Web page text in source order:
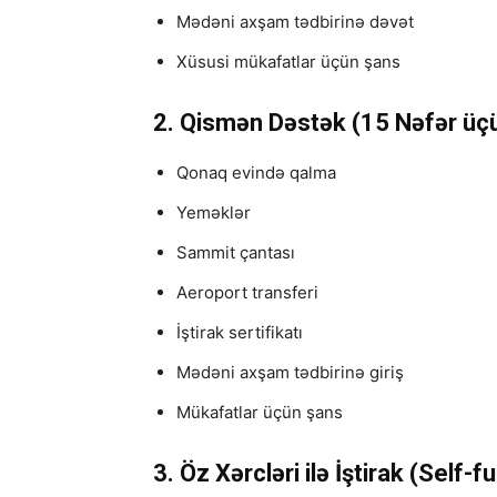
Mədəni axşam tədbirinə dəvət
Xüsusi mükafatlar üçün şans
2. Qismən Dəstək (15 Nəfər
Qonaq evində qalma
Yeməklər
Sammit çantası
Aeroport transferi
İştirak sertifikatı
Mədəni axşam tədbirinə giriş
Mükafatlar üçün şans
3. Öz Xərcləri ilə İştirak (Self-